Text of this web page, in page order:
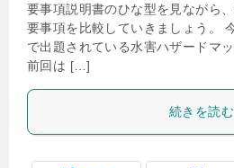
要事項説明書のひな型を見ながら
要事項を比較していきましょう。
で出題されている水害ハザードマ
前回は […]
続きを読む